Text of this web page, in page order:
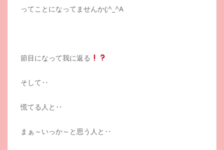
ってことになってませんか(;^_^A
節目になって我に返る
そして‥
慌てる人と‥
まぁ～いっか～と思う人と‥